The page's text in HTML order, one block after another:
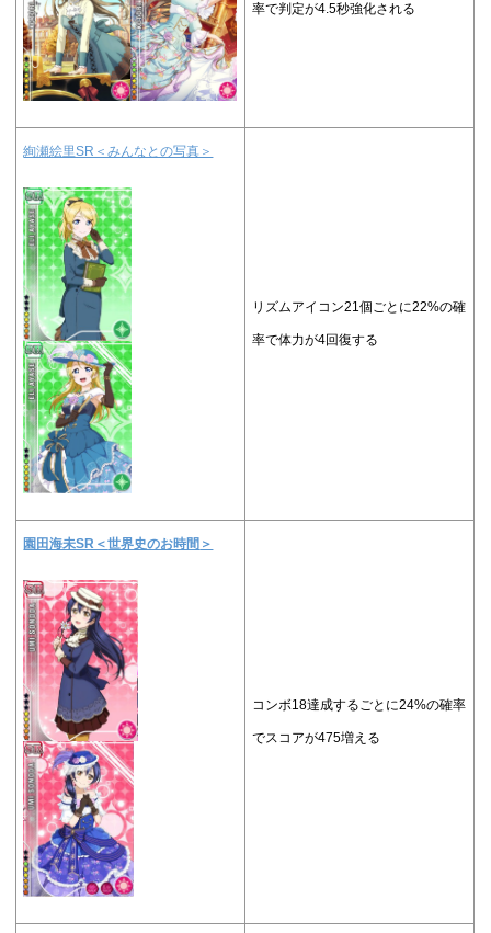
率で判定が4.5秒強化される
絢瀬絵里SR＜みんなとの写真＞
リズムアイコン21個ごとに22%の確
率で体力が4回復する
園田海未SR＜世界史のお時間 ＞
コンボ18達成するごとに24%の確率
でスコアが475増える